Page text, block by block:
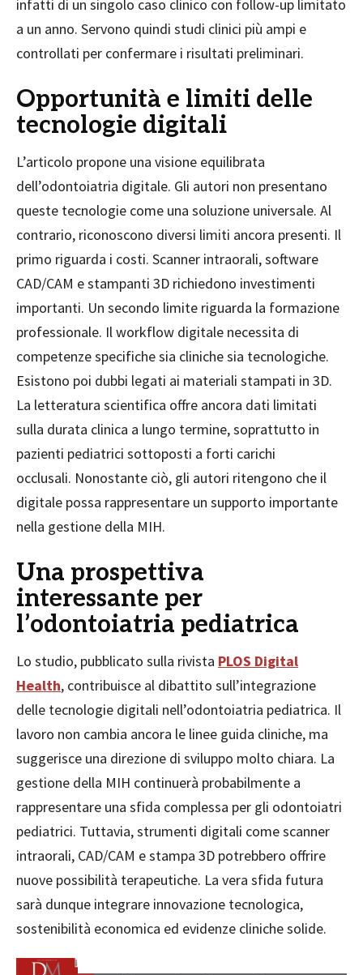
infatti di un singolo caso clinico con follow-up limitato
a un anno. Servono quindi studi clinici più ampi e
controllati per confermare i risultati preliminari.
Opportunità e limiti delle
tecnologie digitali
L’articolo propone una visione equilibrata
dell’odontoiatria digitale. Gli autori non presentano
queste tecnologie come una soluzione universale. Al
contrario, riconoscono diversi limiti ancora presenti. Il
primo riguarda i costi. Scanner intraorali, software
CAD/CAM e stampanti 3D richiedono investimenti
importanti. Un secondo limite riguarda la formazione
professionale. Il workflow digitale necessita di
competenze specifiche sia cliniche sia tecnologiche.
Esistono poi dubbi legati ai materiali stampati in 3D.
La letteratura scientifica offre ancora dati limitati
sulla durata clinica a lungo termine, soprattutto in
pazienti pediatrici sottoposti a forti carichi
occlusali. Nonostante ciò, gli autori ritengono che il
digitale possa rappresentare un supporto importante
nella gestione della MIH.
Una prospettiva
interessante per
l’odontoiatria pediatrica
Lo studio, pubblicato sulla rivista PLOS Digital
Health, contribuisce al dibattito sull’integrazione
delle tecnologie digitali nell’odontoiatria pediatrica. Il
lavoro non cambia ancora le linee guida cliniche, ma
suggerisce una direzione di sviluppo molto chiara. La
gestione della MIH continuerà probabilmente a
rappresentare una sfida complessa per gli odontoiatri
pediatrici. Tuttavia, strumenti digitali come scanner
intraorali, CAD/CAM e stampa 3D potrebbero offrire
nuove possibilità terapeutiche. La vera sfida futura
sarà dunque integrare innovazione tecnologica,
sostenibilità economica ed evidenze cliniche solide.